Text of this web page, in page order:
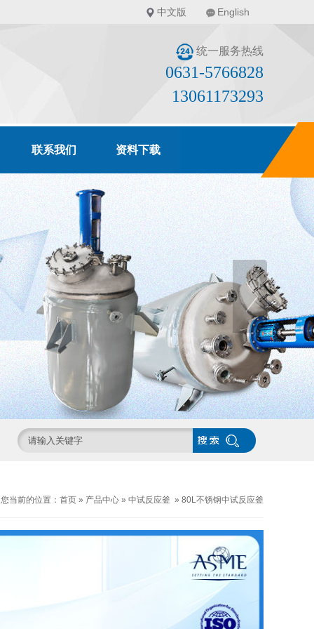
中文版 English
统一服务热线
0631-5766828
13061173293
联系我们 资料下载
您当前的位置： 首页 » 产品中心 » 中试反应釜 » 80L不锈钢中试反应釜